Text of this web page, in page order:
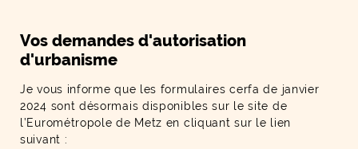
Vos demandes d'autorisation
d'urbanisme
Je vous informe que les formulaires cerfa de janvier
2024 sont désormais disponibles sur le site de
l’Eurométropole de Metz en cliquant sur le lien
suivant :